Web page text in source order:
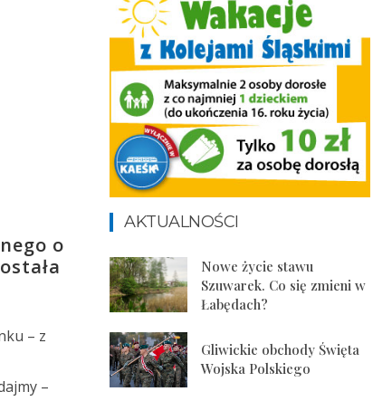
o
– z
–
AKTUALNOŚCI
Nowe życie stawu
Szuwarek. Co się zmieni w
Łabędach?
Gliwickie obchody Święta
Wojska Polskiego